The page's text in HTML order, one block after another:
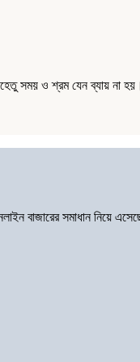
সময় ও শ্রম যেন ব্যায় না
বাজারের সমাধান নিয়ে